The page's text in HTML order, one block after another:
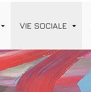
VIE SOCIALE